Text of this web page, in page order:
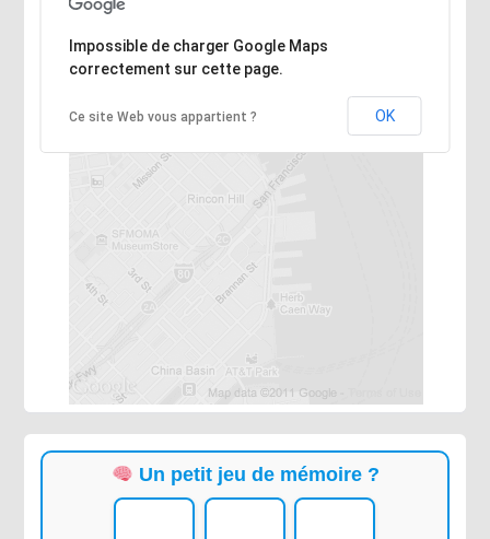
Désolé, l'adresse n'a pas pu être trouvée.
Impossible de charger Google Maps
correctement sur cette page.
Ce site Web vous appartient ? OK
Un petit jeu de mémoire ?